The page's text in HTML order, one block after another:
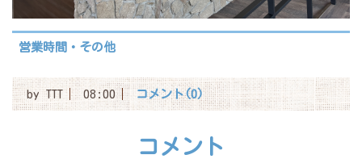
営業時間・その他
byTTT 08:00 コメント(0)
コメント